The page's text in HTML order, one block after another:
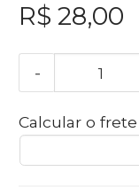
R$ 28,00
-
Calcular o frete